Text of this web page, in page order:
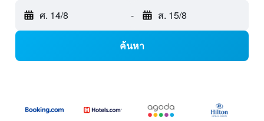
ศ. 14/8 - ส. 15/8
ค้นหา